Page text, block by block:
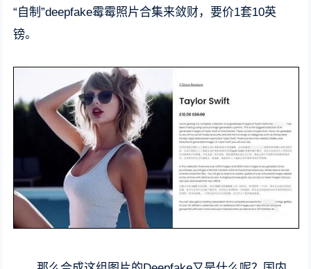
“自制”deepfake霉霉照片合集来敛财，要价1套10英
镑。